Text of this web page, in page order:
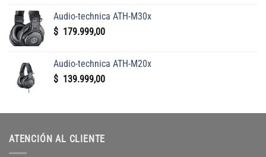
Audio-technica ATH-M30x
$ 179.999,00
Audio-technica ATH-M20x
$ 139.999,00
ATENCIÓN AL CLIENTE